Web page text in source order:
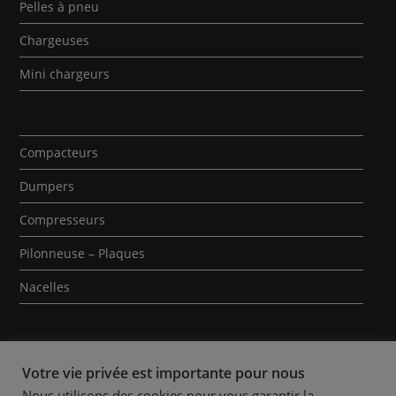
Pelles à pneu
Chargeuses
Mini chargeurs
Compacteurs
Dumpers
Compresseurs
Pilonneuse – Plaques
Nacelles
Votre vie privée est importante pour nous